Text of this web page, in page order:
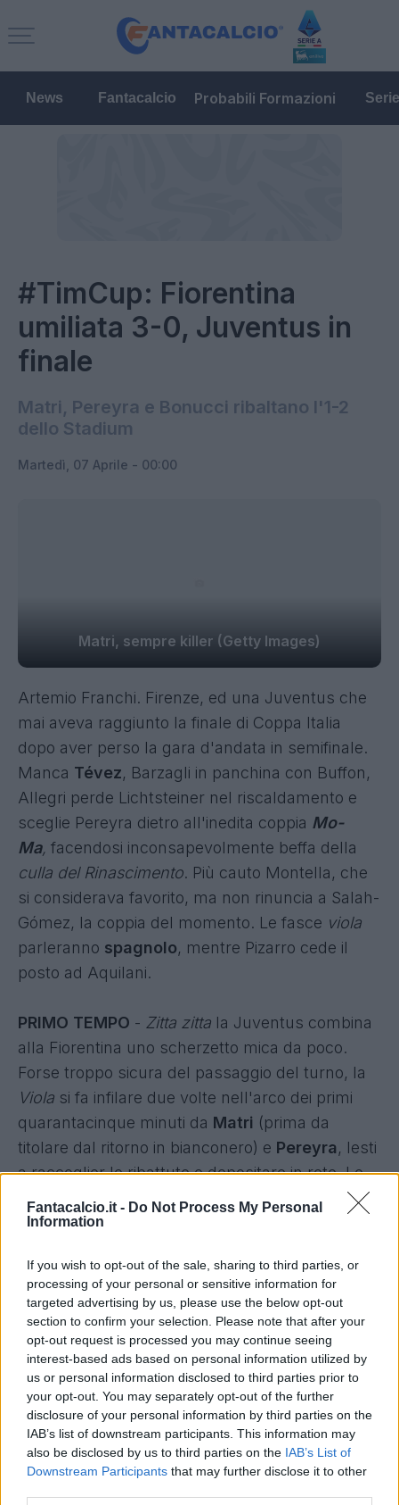
Fantacalcio.it - Do Not Process My Personal
Information
If you wish to opt-out of the sale, sharing to third parties, or
processing of your personal or sensitive information for
targeted advertising by us, please use the below opt-out
section to confirm your selection. Please note that after your
opt-out request is processed you may continue seeing
interest-based ads based on personal information utilized by
us or personal information disclosed to third parties prior to
your opt-out. You may separately opt-out of the further
disclosure of your personal information by third parties on the
IAB’s list of downstream participants. This information may
also be disclosed by us to third parties on the IAB’s List of
Downstream Participants that may further disclose it to other
News Fantacalcio Probabili Formazioni
#TimCup: Fiorentina
umiliata 3-0, Juventus in
finale
Matri, Pereyra e Bonucci ribaltano l'1-2
dello Stadium
Martedì, 07 Aprile - 00:00
Matri, sempre killer (Getty Images)
Artemio Franchi. Firenze, ed una Juventus che
mai aveva raggiunto la finale di Coppa Italia
dopo aver perso la gara d'andata in semifinale.
Manca Tévez, Barzagli in panchina con Buffon,
Allegri perde Lichtsteiner nel riscaldamento e
sceglie Pereyra dietro all'inedita coppia Mo-
Ma, facendosi inconsapevolmente beffa della
culla del Rinascimento. Più cauto Montella, che
si considerava favorito, ma non rinuncia a Salah-
Gómez, la coppia del momento. Le fasce viola
parleranno spagnolo, mentre Pizarro cede il
posto ad Aquilani.
PRIMO TEMPO - Zitta zitta la Juventus combina
alla Fiorentina uno scherzetto mica da poco.
Forse troppo sicura del passaggio del turno, la
Viola si fa infilare due volte nell'arco dei primi
quarantacinque minuti da Matri (prima da
titolare dal ritorno in bianconero) e Pereyra, lesti
a raccoglier le ribattute e depositare in rete. Le
proteste dei giocatori,nervosetti
con Massa,
sono per due reti annullate a Salah e Rodríguez
su Padoin.
SECONDO TEMPO- A nulla servono i miracoli di
Neto, forse futuro juventino: al minuto
cinquantanove da azione da cornerBonucci
viene perso da Marco Alonso, prima, e Basanta
poi:0-3col numero diciannove che invita tutti i
presenti asciacquarsi la bocca , come al solito.
Sale la tensione, con Gonzalo che rischia grosso
per un intervento troppo energico su Morata: